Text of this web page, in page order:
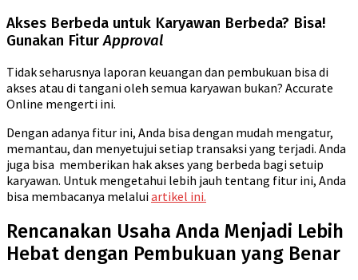
Akses Berbeda untuk Karyawan Berbeda? Bisa!
Gunakan FiturApproval
Tidak seharusnya laporan keuangan dan pembukuan bisa di
akses atau di tangani oleh semua karyawan bukan? Accurate
Online mengerti ini.
Dengan adanya fitur ini, Anda bisa dengan mudah mengatur,
memantau, dan menyetujui setiap transaksi yang terjadi. Anda
juga bisa memberikan hak akses yang berbeda bagi setuip
karyawan. Untuk mengetahui lebih jauh tentang fitur ini, Anda
bisa membacanya melaluiartikel ini.
Rencanakan Usaha Anda Menjadi Lebih
Hebat dengan Pembukuan yang Benar